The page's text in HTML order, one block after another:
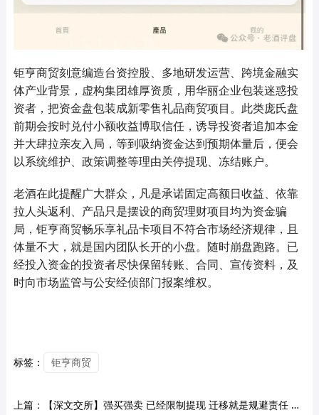
钜亨商贸刻意编造台资控股、多地研发运营、跨境金融实
体产业背景，虚构集团雄厚资质，用华丽企业包装迷惑投
资者，把资金盘包装成新零售礼品商贸项目。此类庞氏盘
前期会按时兑付小额收益博取信任，诱导投资者追加本金
并大肆拉亲友入局，等到吸纳资金达到预期体量后，便会
以系统维护、政策调整等理由关停提现、冻结账户。
老酒在此提醒广大群众，凡是承诺固定高额日收益、依靠
拉人头返利、产品只是摆设的商贸理财项目均为资金骗
局，钜亨商贸畅乐享礼品卡项目不符合市场经济规律，且
体量不大，就是国内团队长开的小盘。随时崩盘跑路。已
经投入资金的投资者尽快保留转账、合同、宣传资料，及
时向市场监管与公安经侦部门报案维权。
标签： 钜亨商贸
上篇：
【深文交所】强买强卖 已经限制提现 迁移就是规避责任 二次收割 受害会员到底该如何维权?